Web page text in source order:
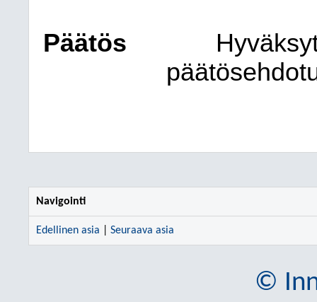
Päätös
Navigointi
Edellinen asia Seuraava asia
©